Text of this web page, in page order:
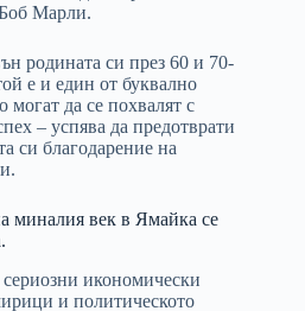
Марли.
родината си през 60 и 70-
е и един от буквално
да се похвалят с
– успява да предотврати
си благодарение на
миналия век в Ямайка се
икономически
и политическото